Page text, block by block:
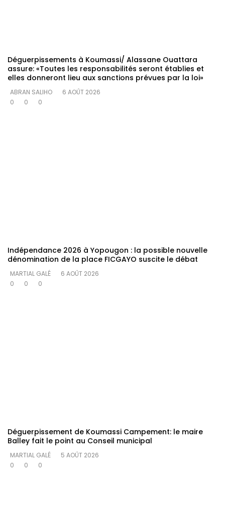
Déguerpissements à Koumassi/ Alassane Ouattara
assure: «Toutes les responsabilités seront établies et
elles donneront lieu aux sanctions prévues par la loi»
ABRAN SALIHO
6 AOÛT 2026
0
0 0
Indépendance 2026 à Yopougon : la possible nouvelle
dénomination de la place FICGAYO suscite le débat
MARTIAL GALÉ
6 AOÛT 2026
0
0 0
Déguerpissement de Koumassi Campement: le maire
Balley fait le point au Conseil municipal
MARTIAL GALÉ
5 AOÛT 2026
0
0 0